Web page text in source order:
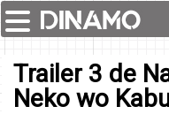
Trailer 3 de
Neko wo